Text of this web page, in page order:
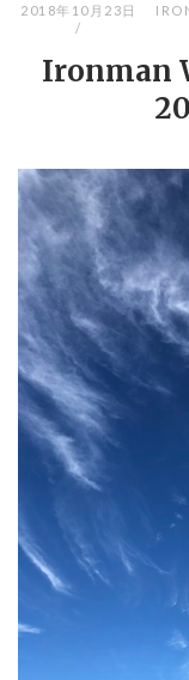
2018年10月23日
Ironman